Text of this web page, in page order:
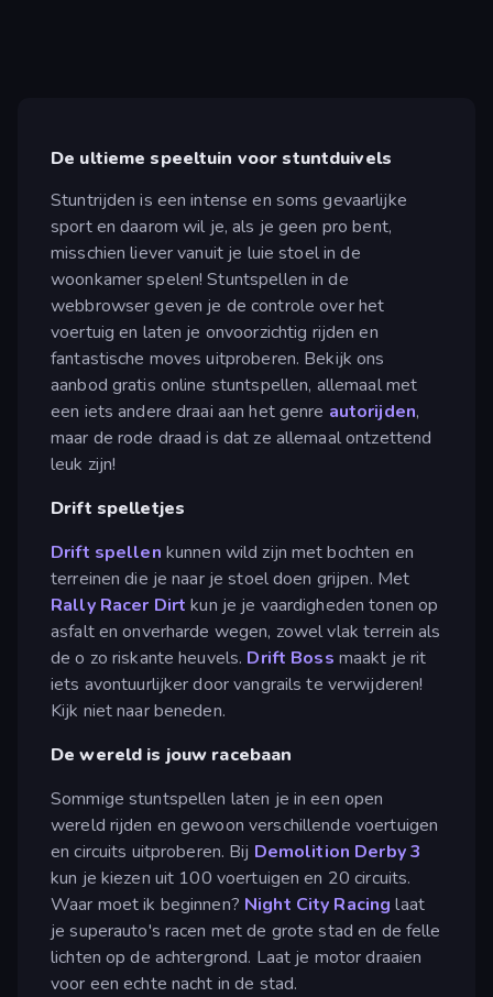
De ultieme speeltuin voor stuntduivels
Stuntrijden is een intense en soms gevaarlijke
sport en daarom wil je, als je geen pro bent,
misschien liever vanuit je luie stoel in de
woonkamer spelen! Stuntspellen in de
webbrowser geven je de controle over het
voertuig en laten je onvoorzichtig rijden en
fantastische moves uitproberen. Bekijk ons
aanbod gratis online stuntspellen, allemaal met
een iets andere draai aan het genre autorijden,
maar de rode draad is dat ze allemaal ontzettend
leuk zijn!
Drift spelletjes
Drift spellen kunnen wild zijn met bochten en
terreinen die je naar je stoel doen grijpen. Met
Rally Racer Dirt kun je je vaardigheden tonen op
asfalt en onverharde wegen, zowel vlak terrein als
de o zo riskante heuvels. Drift Boss maakt je rit
iets avontuurlijker door vangrails te verwijderen!
Kijk niet naar beneden.
De wereld is jouw racebaan
Sommige stuntspellen laten je in een open
wereld rijden en gewoon verschillende voertuigen
en circuits uitproberen. Bij Demolition Derby 3
kun je kiezen uit 100 voertuigen en 20 circuits.
Waar moet ik beginnen? Night City Racinglaat
je superauto's racen met de grote stad en de felle
lichten op de achtergrond. Laat je motor draaien
voor een echte nacht in de stad.